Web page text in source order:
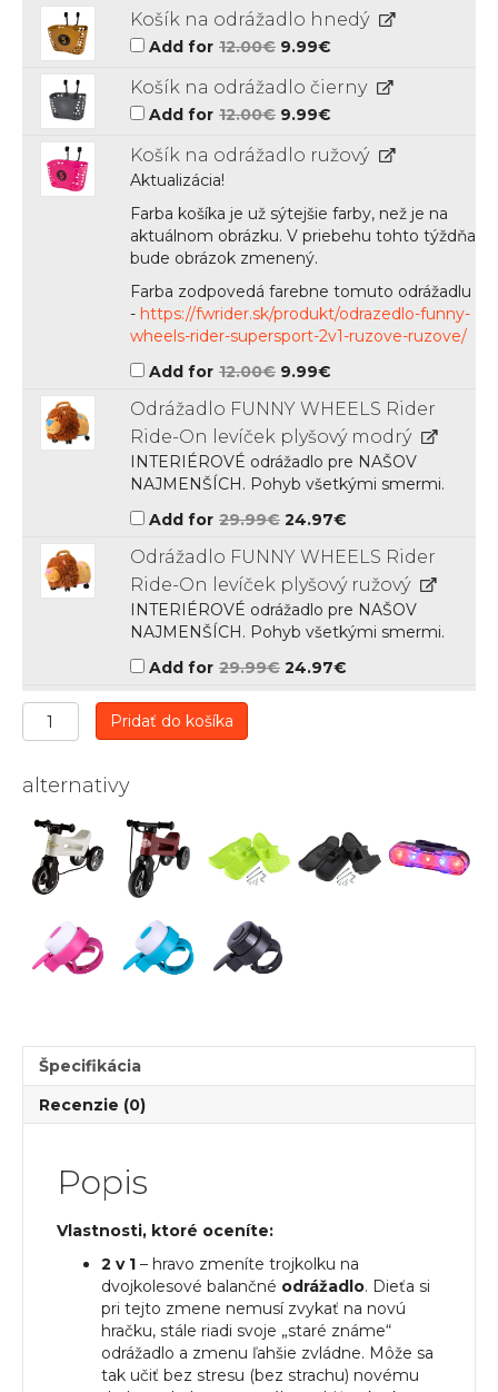
12.00€.9.99€.
Košík na odrážadlo hnedý
Add for 12.00€ Original
price
12.00€.
9.99€
9.99€.
Košík na odrážadlo čierny
Add for 12.00€ Original
price
12.00€.
9.99€
9.99€.
Košík na odrážadlo ružový
Aktualizácia!
Farba košíka je už sýtejšie farby, než je na
aktuálnom obrázku. V priebehu tohto týždňa
bude obrázok zmenený.
Farba zodpovedá farebne tomuto odrážadlu
- https://fwrider.sk/produkt/odrazedlo-funny-
wheels-rider-supersport-2v1-ruzove-ruzove/
Add for 12.00€ Original
price
12.00€.
9.99€
9.99€.
Odrážadlo FUNNY WHEELS Rider
Ride-On levíček plyšový modrý
INTERIÉROVÉ odrážadlo pre NAŠOV
NAJMENŠÍCH. Pohyb všetkými smermi.
Add for 29.99€ Original
price
29.99€.
24.97€
24.97€.
Odrážadlo FUNNY WHEELS Rider
Ride-On levíček plyšový ružový
INTERIÉROVÉ odrážadlo pre NAŠOV
NAJMENŠÍCH. Pohyb všetkými smermi.
Add for 29.99€ Original
price
was:
24.97€
is:
množstvo
Odrážadlo
WHEELS
SuperSport
2v1
JAWA
Pérák
popruhom
tichými
Pridať do košíka
alternativy
Špecifikácia
Recenzie (0)
Popis
Vlastnosti, ktoré oceníte:
2 v 1 – hravo zmeníte trojkolku na
dvojkolesové balančné odrážadlo. Dieťa si
pri tejto zmene nemusí zvykať na novú
hračku, stále riadi svoje „staré známe“
odrážadlo a zmenu ľahšie zvládne. Môže sa
tak učiť bez stresu (bez strachu) novému